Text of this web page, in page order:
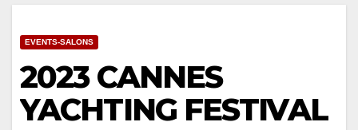
EVENTS-SALONS
2023 CANNES
YACHTING FESTIVAL